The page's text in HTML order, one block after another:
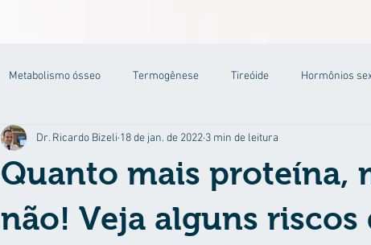
Metabolismo ósseo Termogênese Tireóide Hormônios
Dislipidemia
Quanto mais proteína,
não! Veja alguns riscos
Dr. Ricardo Bizeli 18 de jan. de 2022 3 min de leitura